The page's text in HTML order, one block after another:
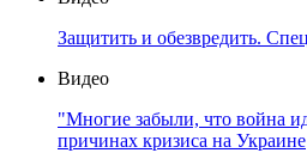
Защитить и обезвредить.
Видео
"Многие забыли, что война
причинах кризиса на Украине